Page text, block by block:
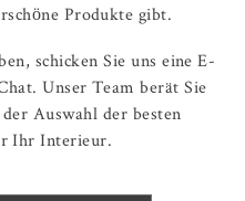
Produkte gibt.
schicken Sie uns eine E-
Unser Team berät Sie
Auswahl der besten
Ihr Interieur.